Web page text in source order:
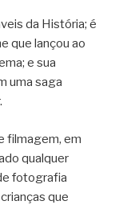
da História; é
que lançou ao
e sua
uma saga
filmagem, em
qualquer
fotografia
que